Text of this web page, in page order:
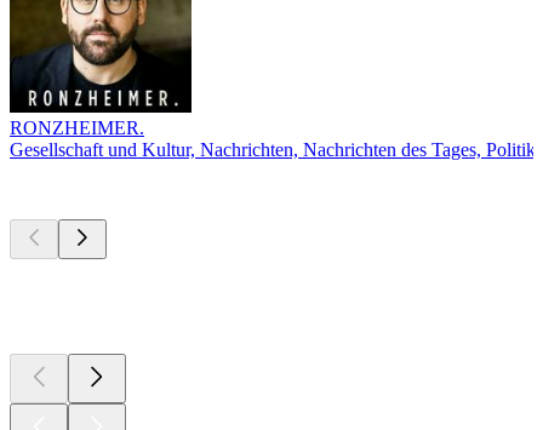
RONZHEIMER.
Gesellschaft und Kultur, Nachrichten, Nachrichten des Tages, Politik